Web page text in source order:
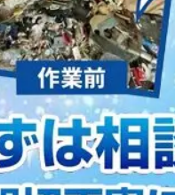
2023/01/12
買取・片付けのアイワクリーン